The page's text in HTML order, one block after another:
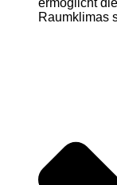
Raumklimas